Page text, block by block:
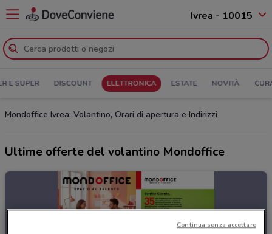
Ivrea - 10015
E SUPER DISCOUNT ELETTRONICA ESTATE NOVITÀ
Mondoffice Ivrea: Volantino, Orari di apertura e Indirizzi
Ultime offerte del volantino Mondoffice
Continua senza accettare